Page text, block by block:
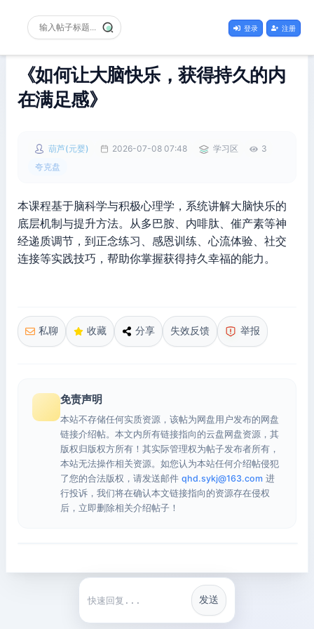
登录 注册
《如何让大脑快乐，获得持久的内
在满足感》
葫芦(元婴) 2026-07-08 07:48 学习区
3
夸克盘
本课程基于脑科学与积极心理学，系统讲解大脑快乐的
底层机制与提升方法。从多巴胺、内啡肽、催产素等神
经递质调节，到正念练习、感恩训练、心流体验、社交
连接等实践技巧，帮助你掌握获得持久幸福的能力。
私聊 收藏 分享 失效反馈 举报
免责声明
本站不存储任何实质资源，该帖为网盘用户发布的网盘
链接介绍帖。本文内所有链接指向的云盘网盘资源，其
版权归版权方所有！其实际管理权为帖子发布者所有，
本站无法操作相关资源。如您认为本站任何介绍帖侵犯
了您的合法版权，请发送邮件 qhd.sykj@163.com 进
行投诉，我们将在确认本文链接指向的资源存在侵权
后，立即删除相关介绍帖子！
快捷回复
发送